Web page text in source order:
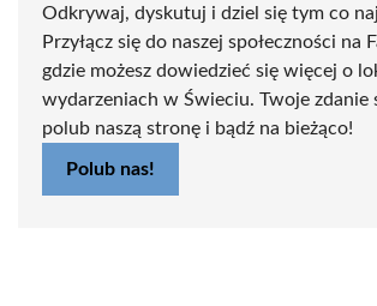
Odkrywaj, dyskutuj i dziel się tym co
Przyłącz się do naszej społeczności na
gdzie możesz dowiedzieć się więcej o
wydarzeniach w Świeciu. Twoje zdanie
polub naszą stronę i bądź na bieżąco!
Polub nas!